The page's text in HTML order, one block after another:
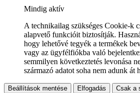
Mindig aktív
A technikailag szükséges Cookie-k
alapvető funkcióit biztosítják.
hogy lehetővé tegyék a termékek
vagy az ügyfélfiókba való
semmilyen következtetés levonása
származó adatot soha nem adunk át
Beállítások mentése Elfogadás Csak a